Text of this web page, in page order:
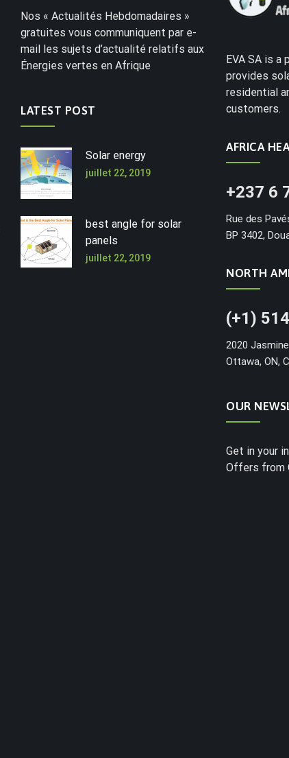
Nos « Actualités Hebdomadaires »
gratuites vous communiquent par e-
mail les sujets d’actualité relatifs aux
Énergies vertes en Afrique
LATEST POST
Solar energy
juillet 22, 2019
best angle for solar
panels
juillet 22, 2019
EVA SA is a
provides
residential
customers.
AFRICA
+237 6
Rue des
BP 3402,
NORTH
(+1)
2020
Ottawa, ON,
OUR
Get in your
Offers from